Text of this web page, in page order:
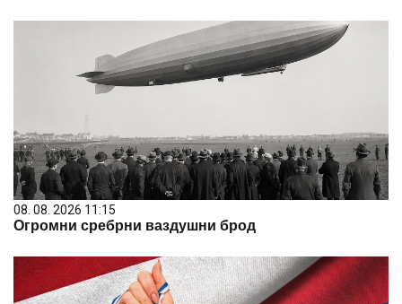
08. 08. 2026 11:15
Огромни сребрни ваздушни брод